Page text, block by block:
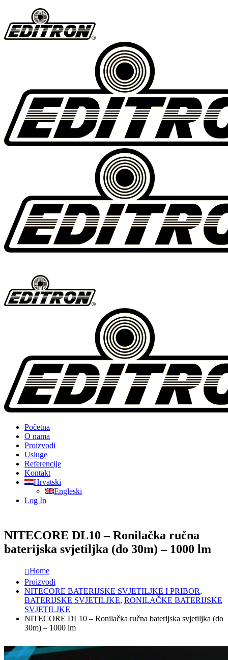
Početna
O nama
Proizvodi
Usluge
Referencije
Kontakt
Hrvatski
Engleski
Log In
NITECORE DL10 – Ronilačka ručna
baterijska svjetiljka (do 30m) – 1000 lm
Home
Proizvodi
NITECORE BATERIJSKE SVJETILJKE I PRIBOR,
BATERIJSKE SVJETILJKE, RONILAČKE BATERIJSKE
SVJETILJKE
NITECORE DL10 – Ronilačka ručna baterijska svjetiljka (do
30m) – 1000 lm